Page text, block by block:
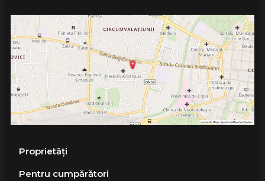
Proprietăți
Pentru cumpărători